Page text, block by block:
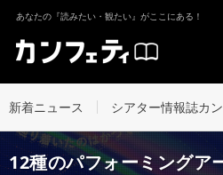
あなたの『読みたい・観たい』がここにある！
新着ニュース シアター情報誌カ
12種のパフォーミングア